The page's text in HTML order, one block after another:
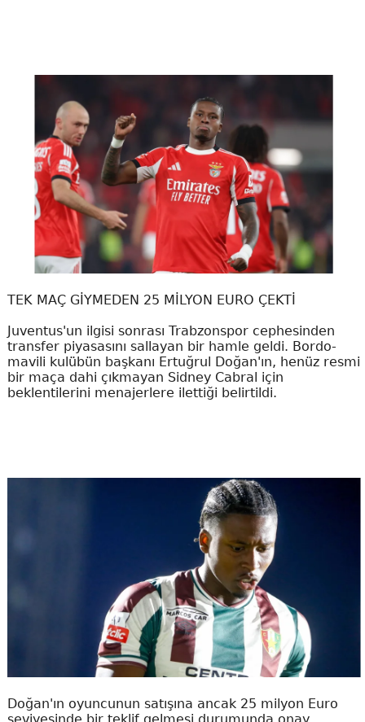
TEK MAÇ GİYMEDEN 25 MİLYON EURO ÇEKTİ
Juventus'un ilgisi sonrası Trabzonspor cephesinden
transfer piyasasını sallayan bir hamle geldi. Bordo-
mavili kulübün başkanı Ertuğrul Doğan'ın, henüz resmi
bir maça dahi çıkmayan Sidney Cabral için
beklentilerini menajerlere ilettiği belirtildi.
Doğan'ın oyuncunun satışına ancak 25 milyon Euro
seviyesinde bir teklif gelmesi durumunda onay